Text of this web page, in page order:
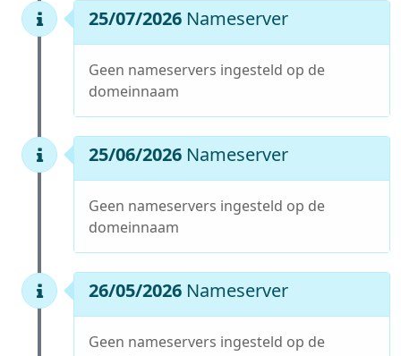
25/07/2026 Nameserver
Geen nameservers ingesteld op de
domeinnaam
25/06/2026 Nameserver
Geen nameservers ingesteld op de
domeinnaam
26/05/2026 Nameserver
Geen nameservers ingesteld op de